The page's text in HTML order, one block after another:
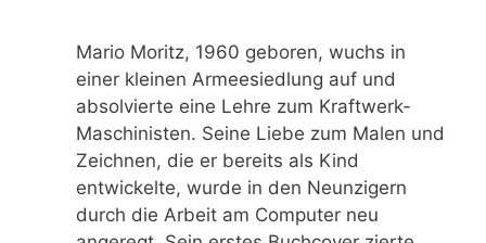
Mario Moritz, 1960 geboren, wuchs in
einer kleinen Armeesiedlung auf und
absolvierte eine Lehre zum Kraftwerk-
Maschinisten. Seine Liebe zum Malen und
Zeichnen, die er bereits als Kind
entwickelte, wurde in den Neunzigern
durch die Arbeit am Computer neu